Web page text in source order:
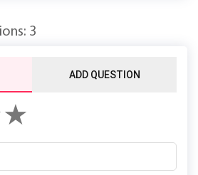
3
ADD QUESTION